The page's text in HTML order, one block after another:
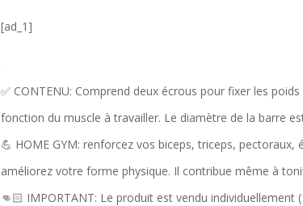
[ad_1]
✅ CONTENU: Comprend deux écrous pour fixer les
fonction du muscle à travailler. Le diamètre de la barre
💪 HOME GYM: renforcez vos biceps, triceps,
améliorez votre forme physique. Il contribue même à
👊🏻 IMPORTANT: Le produit est vendu